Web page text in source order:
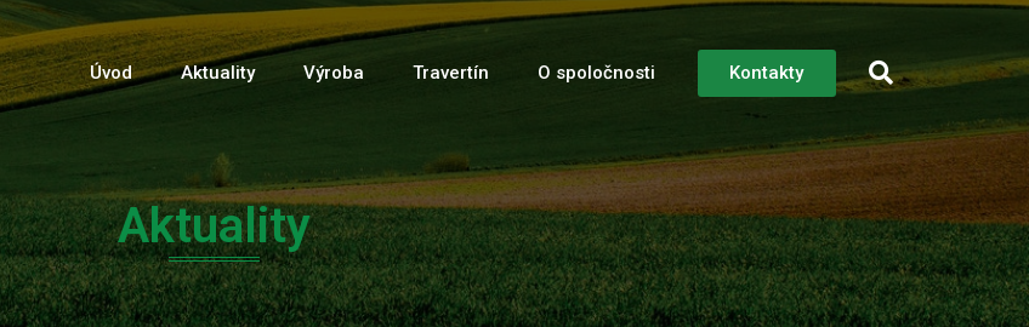
Úvod Aktuality Výroba Travertín O spoločnosti Kontakty
Aktuality